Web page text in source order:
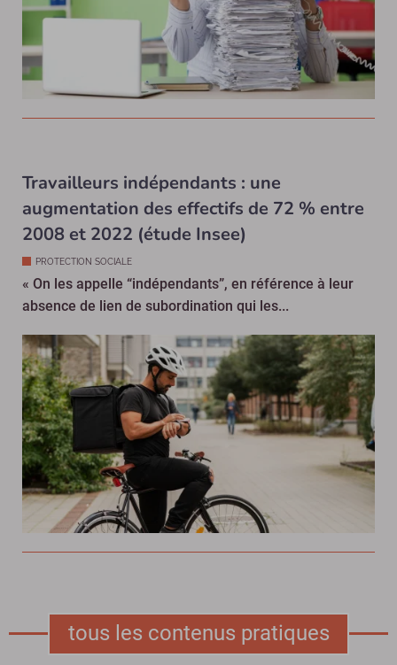
Travailleurs indépendants : une
augmentation des effectifs de 72 % entre
2008 et 2022 (étude Insee)
PROTECTION SOCIALE
« On les appelle “indépendants”, en référence à leur
absence de lien de subordination qui les...
tous les contenus pratiques